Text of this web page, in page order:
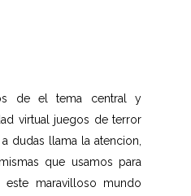
de el tema central y
virtual juegos de terror
dudas llama la atencion,
que usamos para
maravilloso mundo